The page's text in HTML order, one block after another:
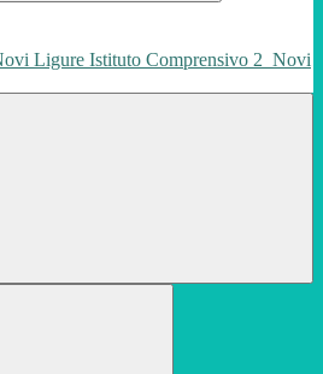
Istituto Comprensivo 2 Novi